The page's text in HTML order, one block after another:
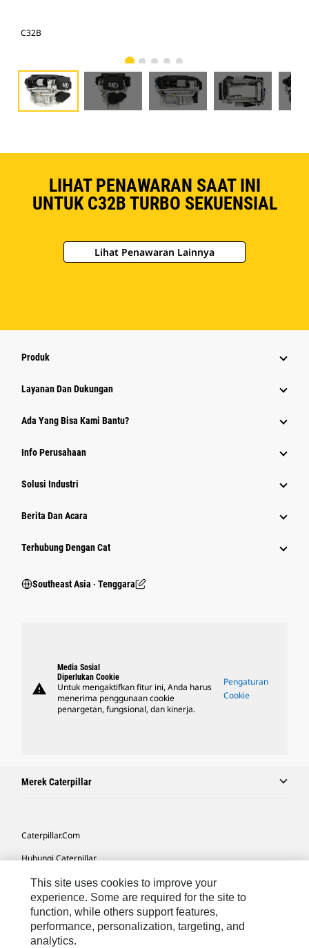
C32B
LIHAT PENAWARAN SAAT INI
UNTUK C32B TURBO SEKUENSIAL
Lihat Penawaran Lainnya
Produk
Layanan Dan Dukungan
Ada Yang Bisa Kami Bantu?
Info Perusahaan
Solusi Industri
Berita Dan Acara
Terhubung Dengan Cat
Southeast Asia ‧ Tenggara
warning
Media Sosial
Diperlukan Cookie
Untuk mengaktifkan fitur ini, Anda harus
menerima penggunaan cookie
penargetan, fungsional, dan kinerja.
Pengaturan
Cookie
Merek Caterpillar
Caterpillar.com
Hubungi Caterpillar
Preferensi Pemasaran Saya
Peta Situs
Cookie Settings
This site uses cookies to improve your
experience. Some are required for the site to
function, while others support features,
performance, personalization, targeting, and
analytics.